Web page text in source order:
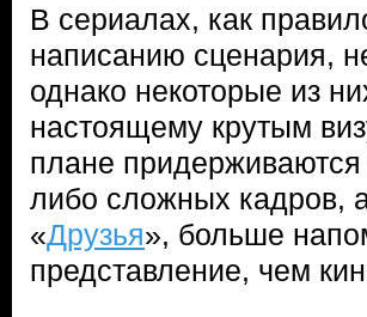
В сериалах, как
написанию сценария,
однако некоторые из
настоящему крутым
плане придерживаются
либо сложных кадров,
«Друзья», больше
представление, чем